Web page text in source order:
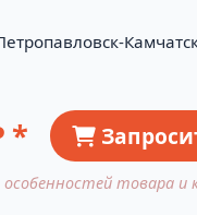
*
товара и